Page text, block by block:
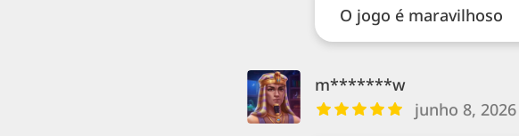
O jogo é maravilhoso
m*******w
junho 8, 2026